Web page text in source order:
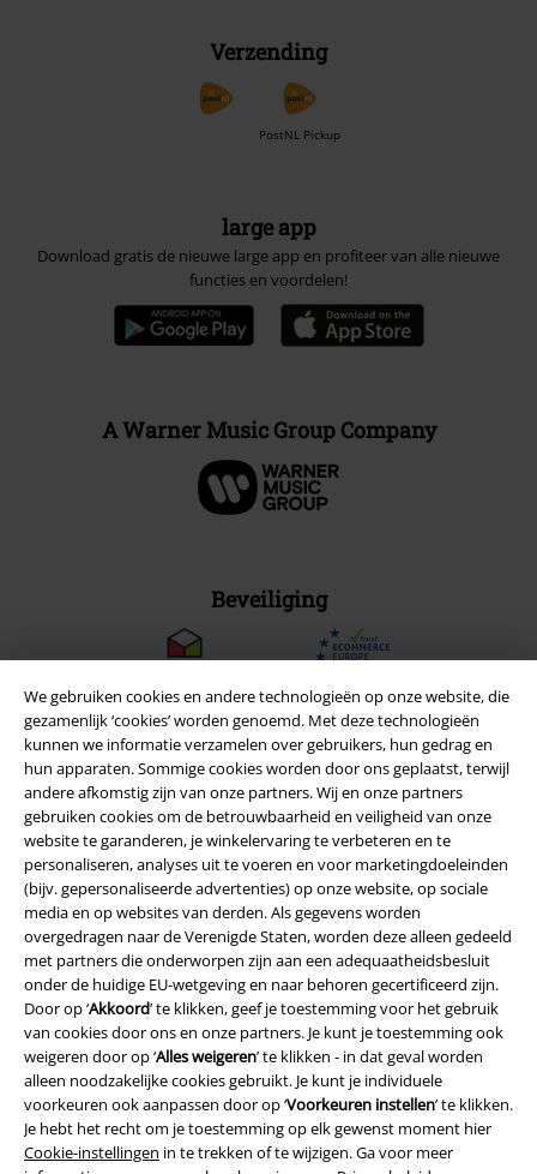
We gebruiken cookies en andere technologieën op onze website, die
gezamenlijk ‘cookies’ worden genoemd. Met deze technologieën
kunnen we informatie verzamelen over gebruikers, hun gedrag en
hun apparaten. Sommige cookies worden door ons geplaatst, terwijl
andere afkomstig zijn van onze partners. Wij en onze partners
gebruiken cookies om de betrouwbaarheid en veiligheid van onze
website te garanderen, je winkelervaring te verbeteren en te
personaliseren, analyses uit te voeren en voor marketingdoeleinden
(bijv. gepersonaliseerde advertenties) op onze website, op sociale
media en op websites van derden. Als gegevens worden
overgedragen naar de Verenigde Staten, worden deze alleen gedeeld
met partners die onderworpen zijn aan een adequaatheidsbesluit
onder de huidige EU-wetgeving en naar behoren gecertificeerd zijn.
Door op ‘Akkoord’ te klikken, geef je toestemming voor het gebruik
van cookies door ons en onze partners. Je kunt je toestemming ook
weigeren door op ‘Alles weigeren’ te klikken - in dat geval worden
alleen noodzakelijke cookies gebruikt. Je kunt je individuele
voorkeuren ook aanpassen door op ‘Voorkeuren instellen’ te klikken.
Je hebt het recht om je toestemming op elk gewenst moment hier
Cookie-instellingen in te trekken of te wijzigen. Ga voor meer
Verzending
PostNL Pickup
large app
Download gratis de nieuwe large app en profiteer van alle nieuwe
functies en voordelen!
A Warner Music Group Company
Beveiliging
Legal
Algemene Voorwaarden
Bedrijfsgegevens
Privacyverklaring
Verklaring van conformiteit